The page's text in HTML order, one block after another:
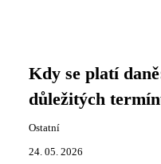
Kdy se platí
důležitých
Ostatní
24. 05. 2026